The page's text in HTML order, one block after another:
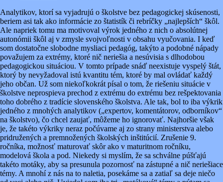
Analytikov, ktorí sa vyjadrujú o školstve bez pedagogickej skúsenosti,
beriem asi tak ako informácie zo štatistík či rebríčky „najlepších“ škôl.
Ale napriek tomu ma motivoval výrok jedného z nich o absolútnej
autonómii škôl aj v zmysle svojvoľnosti v obsahu vyučovania. I keď
som dostatočne slobodne mysliaci pedagóg, takýto a podobné nápady
považujem za extrémy, ktoré nič neriešia a nesúvisia s dlhodobou
pedagogickou situáciou. V tomto prípade snáď neexistuje vyspelý štát,
ktorý by nevyžadoval istú kvantitu tém, ktoré by mal ovládať každý
jeho občan. Už som niekoľkokrát písal o tom, že riešeniu situácie v
školstve neprospieva prechod z extrému do extrému bez rešpektovania
toho dobrého z tradície slovenského školstva. Ale tak, bol to iba výkrik
jedného z mnohých analytikov („expertov, komentátorov, odborníkov“
na školstvo), čo chcel zaujať, môžeme ho ignorovať. Najhoršie však
je, že takéto výkriky neraz počúvame aj zo strany ministerstva alebo
pridružených a premnožených školských inštitúcií. Zrušenie 9.
ročníka, možnosť maturovať skôr ako v maturitnom ročníku,
modelová škola a pod. Niekedy si myslím, že sa schválne púšťajú
takéto motáky, aby sa presunula pozornosť na zástupné a nič neriešiace
témy. A mnohí z nás na to naletia, posekáme sa a zatiaľ sa deje niečo